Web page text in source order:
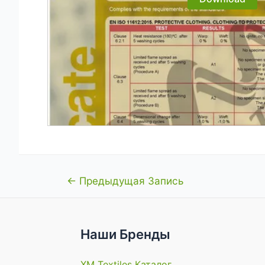
Навигация
← Предыдущая Запись
Наши Бренды